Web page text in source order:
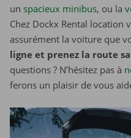
un spacieux minibus, ou la
Chez Dockx Rental location
assurément la voiture que
ligne et prenez la route
questions ? N’hésitez pas à
ferons un plaisir de vous